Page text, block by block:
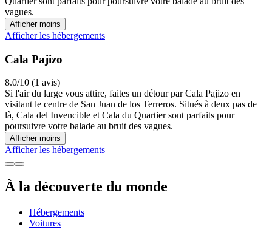
vagues.
Afficher moins
Afficher les hébergements
Cala Pajizo
8.0/10 (1 avis)
Si l'air du large vous attire, faites un détour par Cala Pajizo en
visitant le centre de San Juan de los Terreros. Situés à deux pas de
là, Cala del Invencible et Cala du Quartier sont parfaits pour
poursuivre votre balade au bruit des vagues.
Afficher moins
Afficher les hébergements
À la découverte du monde
Hébergements
Voitures